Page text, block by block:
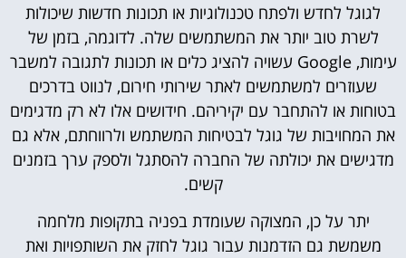
לגוגל לחדש ולפתח טכנולוגיות או תכונות חדשות שיכולות
לשרת טוב יותר את המשתמשים שלה. לדוגמה, בזמן של
עימות, Google עשויה להציג כלים או תכונות לתגובה למשבר
שעוזרים למשתמשים לאתר שירותי חירום, לנווט בדרכים
בטוחות או להתחבר עם יקיריהם. חידושים אלו לא רק מדגימים
את המחויבות של גוגל לבטיחות המשתמש ולרווחתם, אלא גם
מדגישים את יכולתה של החברה להסתגל ולספק ערך בזמנים
קשים.
יתר על כן, המצוקה שעומדת בפניה בתקופות מלחמה
משמשת גם הזדמנות עבור גוגל לחזק את השותפויות ואת